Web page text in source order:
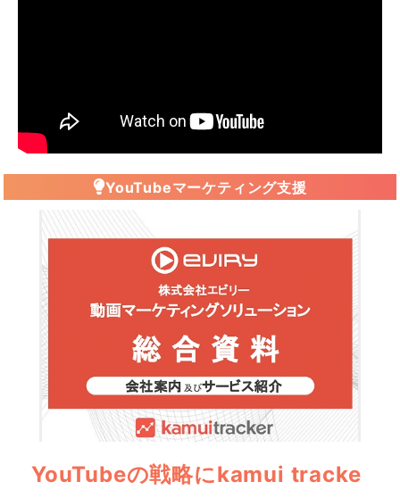
YouTubeマーケティング支援
YouTubeの戦略にkamui tracke